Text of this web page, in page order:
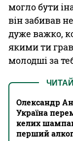
могло бути
він забивав
дуже важко,
якими ти
молодші за
Олександр
Україна
келих
перший